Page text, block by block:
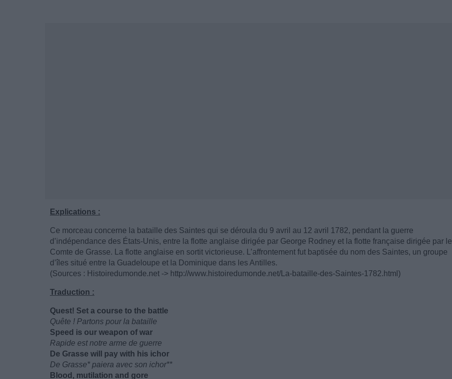
Explications :
Ce morceau concerne la bataille des Saintes qui se déroula du 9 avril au 12 avril 1782, pendant la guerre
d’indépendance des États-Unis, entre la flotte anglaise dirigée par George Rodney et la flotte française dirigée par le
Comte de Grasse. La flotte anglaise en sortit victorieuse. L’affrontement fut baptisée du nom des Saintes, un groupe
d’îles situé entre la Guadeloupe et la Dominique dans les Antilles.
(Sources : Histoiredumonde.net -> http://www.histoiredumonde.net/La-bataille-des-Saintes-1782.html)
Traduction :
Quest! Set a course to the battle
Quête ! Partons pour la bataille
Speed is our weapon of war
Rapide est notre arme de guerre
De Grasse will pay with his ichor
De Grasse* paiera avec son ichor**
Blood, mutilation and gore